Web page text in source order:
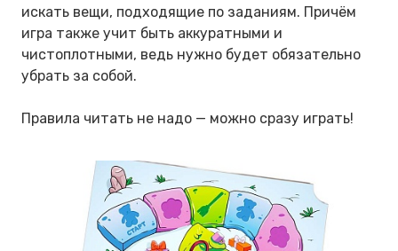
искать вещи, подходящие по заданиям. Причём
игра также учит быть аккуратными и
чистоплотными, ведь нужно будет обязательно
убрать за собой.
Правила читать не надо — можно сразу играть!